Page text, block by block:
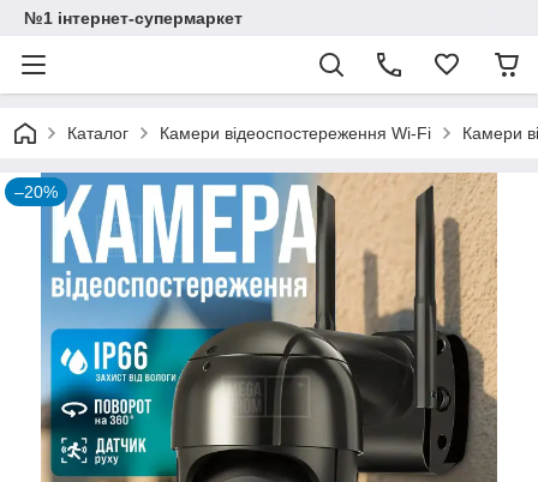
№1 інтернет-супермаркет
Каталог Камери відеоспостереження Wi-Fi Камери
–20%